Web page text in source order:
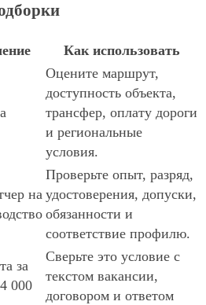
Как использовать
Оцените маршрут,
доступность объекта,
трансфер, оплату дороги
и региональные
условия.
на
Проверьте опыт, разряд,
удостоверения, допуски,
обязанности и
соответствие профилю.
за
000
Сверьте это условие с
текстом вакансии,
договором и ответом